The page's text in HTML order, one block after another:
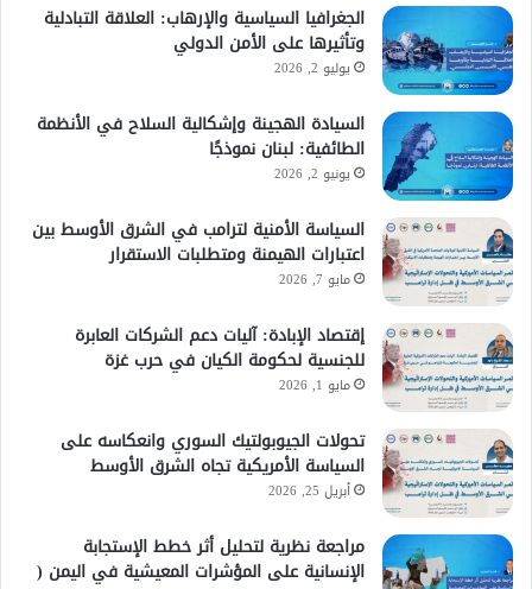
الجغرافيا السياسية والإرهاب: العلاقة التبادلية
وتأثيرها على الأمن الدولي
يوليو 2, 2026
السيادة الهجينة وإشكالية السلاح في الأنظمة
الطائفية: لبنان نموذجًا
يونيو 2, 2026
السياسة الأمنية لترامب في الشرق الأوسط بين
اعتبارات الهيمنة ومتطلبات الاستقرار
مايو 7, 2026
إقتصاد الإبادة: آليات دعم الشركات العابرة
للجنسية لحكومة الكيان في حرب غزة
مايو 1, 2026
تحولات الجيوبولتيك السوري وانعكاسه على
السياسة الأمريكية تجاه الشرق الأوسط
أبريل 25, 2026
مراجعة نظرية لتحليل أثر خطط الإستجابة
الإنسانية على المؤشرات المعيشية في اليمن (